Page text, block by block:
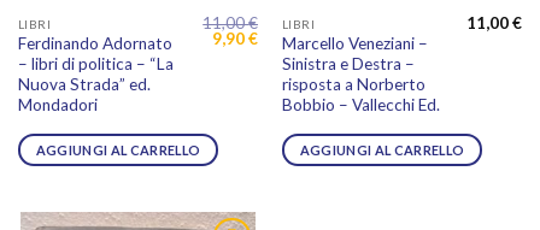
LIBRI
Ferdinando Adornato
– libri di politica – “La
Nuova Strada” ed.
Mondadori
11,00€
Il
prezzo
9,90€Il
prezzo
attuale
9,90 €.
AGGIUNGI AL CARRELLO
LIBRI
Marcello Veneziani –
Sinistra e Destra –
risposta a Norberto
Bobbio – Vallecchi Ed.
11,00€
AGGIUNGI AL CARRELLO